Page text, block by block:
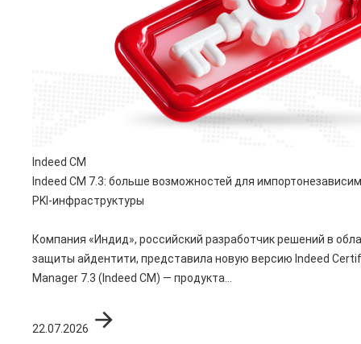
Indeed CM
Indeed CM 7.3: больше возможностей для
PKI-инфраструктуры
Компания «Индид», российский разработчик решений в
защиты айдентити, представила новую версию Indeed
Manager 7.3 (Indeed CM) — продукта...
22.07.2026